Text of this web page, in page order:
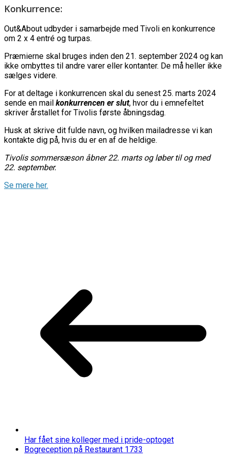
Konkurrence:
Out&About udbyder i samarbejde med Tivoli en konkurrence
om 2 x 4 entré og turpas.
Præmierne skal bruges inden den 21. september 2024 og kan
ikke ombyttes til andre varer eller kontanter. De må heller ikke
sælges videre.
For at deltage i konkurrencen skal du senest 25. marts 2024
sende en mail konkurrencen er slut, hvor du i emnefeltet
skriver årstallet for Tivolis første åbningsdag.
Husk at skrive dit fulde navn, og hvilken mailadresse vi kan
kontakte dig på, hvis du er en af de heldige.
Tivolis sommersæson åbner 22. marts og løber til og med
22. september.
Se mere her.
Har fået sine kolleger med i pride-optoget
Bogreception på Restaurant 1733